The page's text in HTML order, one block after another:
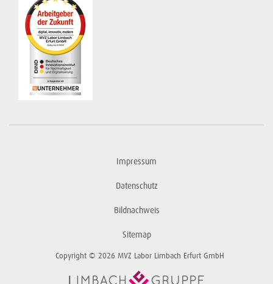
Impressum
Datenschutz
Bildnachweis
Sitemap
Copyright © 2026 MVZ Labor Limbach Erfurt GmbH